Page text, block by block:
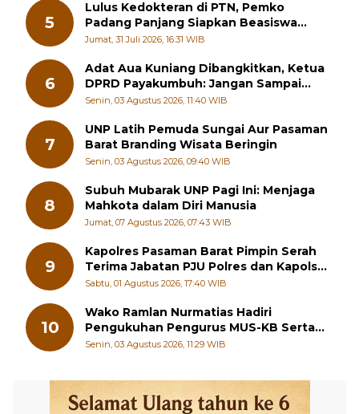
5
Lulus Kedokteran di PTN, Pemko
Padang Panjang Siapkan Beasiswa
Penuh
Jumat, 31 Juli 2026, 16:31 WIB
6
Adat Aua Kuniang Dibangkitkan, Ketua
DPRD Payakumbuh: Jangan Sampai
Generasi Muda Hilang Jati Diri
Senin, 03 Agustus 2026, 11:40 WIB
7
UNP Latih Pemuda Sungai Aur Pasaman
Barat Branding Wisata Beringin
Senin, 03 Agustus 2026, 09:40 WIB
8
Subuh Mubarak UNP Pagi Ini: Menjaga
Mahkota dalam Diri Manusia
Jumat, 07 Agustus 2026, 07:43 WIB
9
Kapolres Pasaman Barat Pimpin Serah
Terima Jabatan PJU Polres dan Kapolsek
Sungai Beremas
Sabtu, 01 Agustus 2026, 17:40 WIB
10
Wako Ramlan Nurmatias Hadiri
Pengukuhan Pengurus MUS-KB Serta
LMKB Periode 2026-2031,
Senin, 03 Agustus 2026, 11:29 WIB